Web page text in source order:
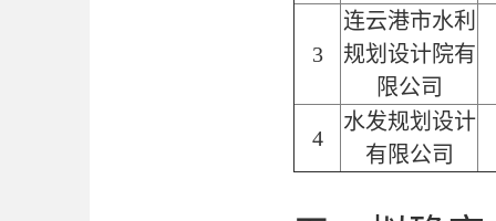
3
连云港市水利
规划设计院有
限公司
4
水发规划设计
有限公司